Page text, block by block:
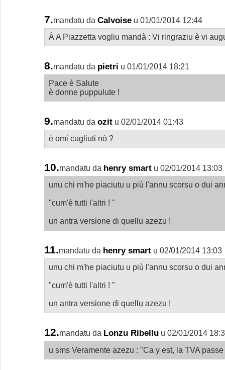
7.mandatu da Calvoise u 01/01/2014 12:44
À A Piazzetta vogliu mandà : Vi ringraziu è vi
8.mandatu da pietri u 01/01/2014 18:21
Pace è Salute
è donne puppulute !
9.mandatu da ozit u 02/01/2014 01:43
è omi cugliuti nò ?
10.mandatu da henry smart u 02/01/2014 13:03
unu chi m'he piaciutu u più l'annu scorsu o dui
"cum'è tutti l'altri ! "
un antra versione di quellu azezu !
11.mandatu da henry smart u 02/01/2014 13:03
unu chi m'he piaciutu u più l'annu scorsu o dui
"cum'è tutti l'altri ! "
un antra versione di quellu azezu !
12.mandatu da Lonzu Ribellu u 02/01/2014
u sms Veramente azezu : "Ca y est, la TVA